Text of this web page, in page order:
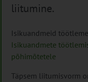
liitumine.
Isikuandmeid
Isikuandmete
põhimõtetele
Täpsem liitumisvorm